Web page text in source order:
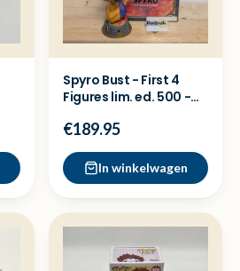
Spyro Bust - First 4
Figures lim. ed. 500 -
€189.95
In winkelwagen